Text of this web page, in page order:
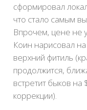
сформировал
что стало самым
Впрочем, цене не
Коин нарисовал
верхний фитиль
продолжится,
встретит быков
коррекции).